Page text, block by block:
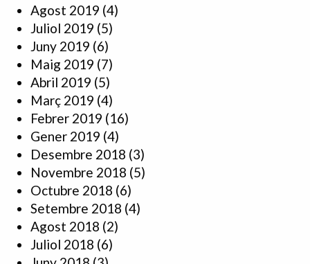
Agost 2019 (4)
Juliol 2019 (5)
Juny 2019 (6)
Maig 2019 (7)
Abril 2019 (5)
Març 2019 (4)
Febrer 2019 (16)
Gener 2019 (4)
Desembre 2018 (3)
Novembre 2018 (5)
Octubre 2018 (6)
Setembre 2018 (4)
Agost 2018 (2)
Juliol 2018 (6)